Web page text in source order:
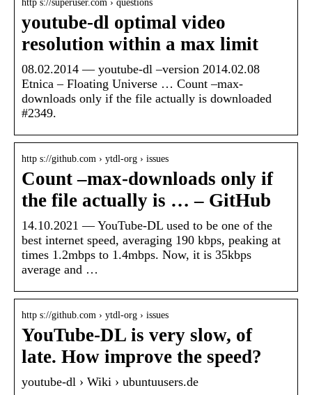
http s://superuser.com › questions
youtube-dl optimal video
resolution within a max limit
08.02.2014 — youtube-dl –version 2014.02.08
Etnica – Floating Universe … Count –max-
downloads only if the file actually is downloaded
#2349.
http s://github.com › ytdl-org › issues
Count –max-downloads only if
the file actually is … – GitHub
14.10.2021 — YouTube-DL used to be one of the
best internet speed, averaging 190 kbps, peaking at
times 1.2mbps to 1.4mbps. Now, it is 35kbps
average and …
http s://github.com › ytdl-org › issues
YouTube-DL is very slow, of
late. How improve the speed?
youtube-dl › Wiki › ubuntuusers.de